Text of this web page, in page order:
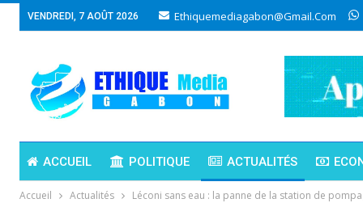
VENDREDI, 7 AOÛT 2026 Ethiquemediagabon@gmail.com
ACCUEIL POLITIQUE ACTUALITÉS
Accueil Actualités Léconi sans eau : la panne de la station de